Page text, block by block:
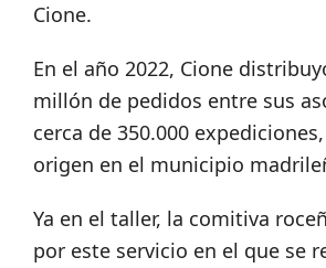
Cione.
En el año 2022, Cione
millón de pedidos entre sus
cerca de 350.000
origen en el municipio
Ya en el taller, la comitiva
por este servicio en el que se